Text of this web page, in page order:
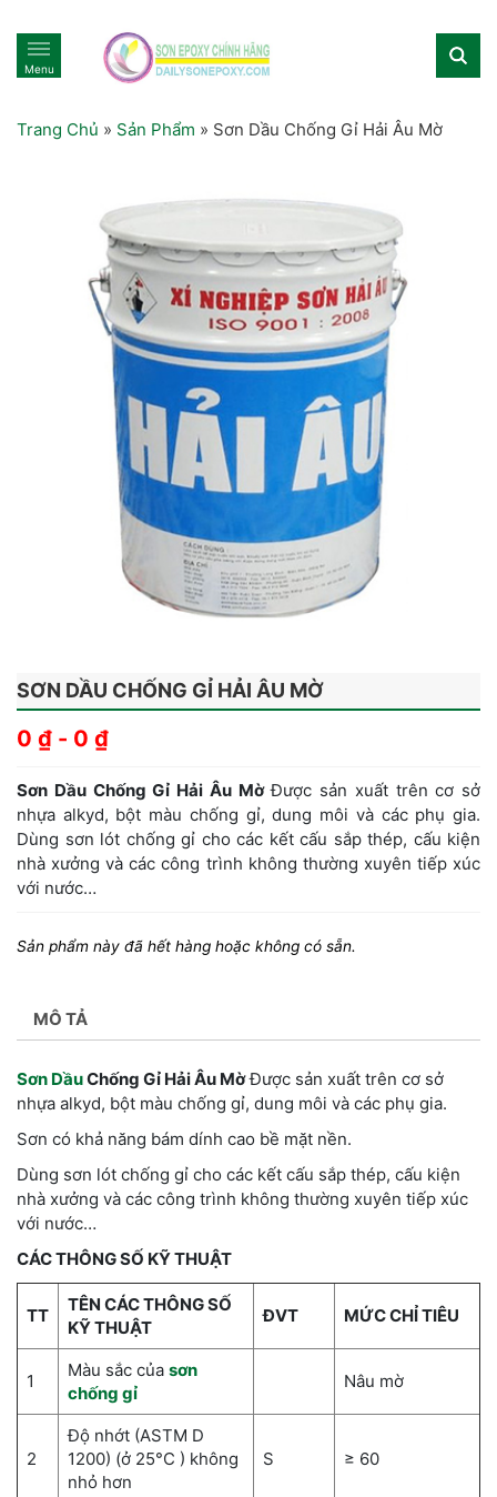
Menu
Trang Chủ » Sản Phẩm » Sơn Dầu Chống Gỉ Hải Âu Mờ
SƠN DẦU CHỐNG GỈ HẢI ÂU MỜ
0 ₫ - 0 ₫
Sơn Dầu Chống Gỉ Hải Âu MờĐược sản xuất trên cơ sở
nhựa alkyd, bột màu chống gỉ, dung môi và các phụ gia.
Dùng sơn lót chống gỉ cho các kết cấu sắp thép, cấu kiện
nhà xưởng và các công trình không thường xuyên tiếp xúc
với nước…
Sản phẩm này đã hết hàng hoặc không có sẵn.
MÔ TẢ
Sơn DầuChống Gỉ Hải Âu MờĐược sản xuất trên cơ sở
nhựa alkyd, bột màu chống gỉ, dung môi và các phụ gia.
Sơn có khả năng bám dính cao bề mặt nền.
Dùng sơn lót chống gỉ cho các kết cấu sắp thép, cấu kiện
nhà xưởng và các công trình không thường xuyên tiếp xúc
với nước…
CÁC THÔNG SỐ KỸ THUẬT
TT
TÊN CÁC THÔNG SỐ
KỸ THUẬT
ĐVT MỨC CHỈ TIÊU
1
Màu sắc của sơn
chống gỉ
Nâu mờ
2
Độ nhớt (ASTM D
1200) (ở 25°C ) không
nhỏ hơn
S ≥ 60